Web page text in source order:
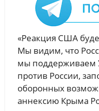
«Реакция США
Мы видим, что
мы поддерживаем
против России,
оборонных
аннексию Крыма